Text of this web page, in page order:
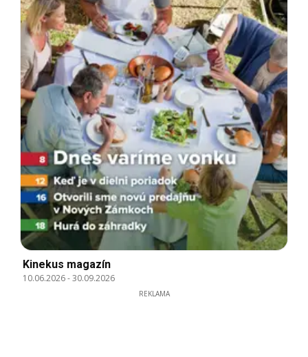
Kinekus magazín
10.06.2026-30.09.2026
REKLAMA